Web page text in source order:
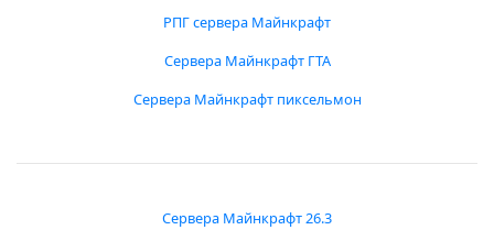
РПГ сервера Майнкрафт
Сервера Майнкрафт ГТА
Сервера Майнкрафт пиксельмон
Сервера Майнкрафт 26.3